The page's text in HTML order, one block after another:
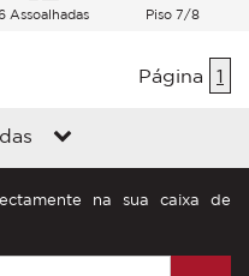
Assoalhadas Piso 7/8
Página 1
na sua caixa de